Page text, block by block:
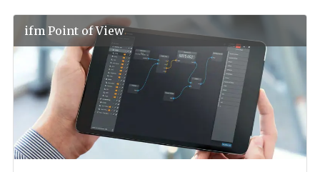
ifm Point of View